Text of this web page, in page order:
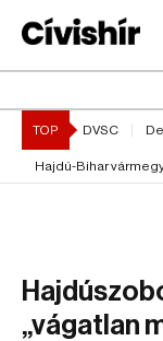
TOP DVSC
Hajdú-Bihar
„vágatlan